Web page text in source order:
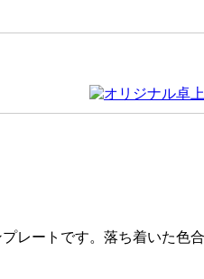
レートです。落ち着いた色